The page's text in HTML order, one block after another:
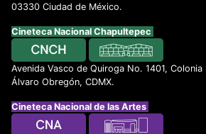
03330 Ciudad de México.
Cineteca Nacional Chapultepec
Avenida Vasco de Quiroga No. 1401, Colonia
Álvaro Obregón, CDMX.
Cineteca Nacional de las Artes